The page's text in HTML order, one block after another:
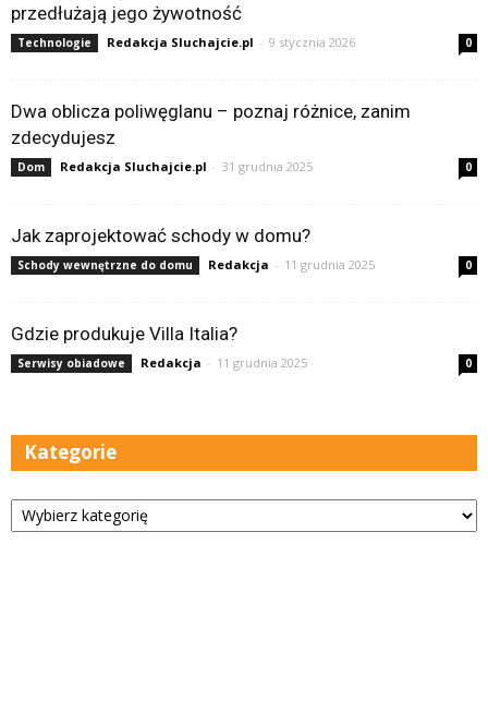
przedłużają jego żywotność
Technologie Redakcja Sluchajcie.pl - 9 stycznia 2026 0
Dwa oblicza poliwęglanu – poznaj różnice, zanim
zdecydujesz
Dom Redakcja Sluchajcie.pl - 31 grudnia 2025 0
Jak zaprojektować schody w domu?
Schody wewnętrzne do domu Redakcja - 11 grudnia 2025 0
Gdzie produkuje Villa Italia?
Serwisy obiadowe Redakcja - 11 grudnia 2025 0
Kategorie
Kategorie